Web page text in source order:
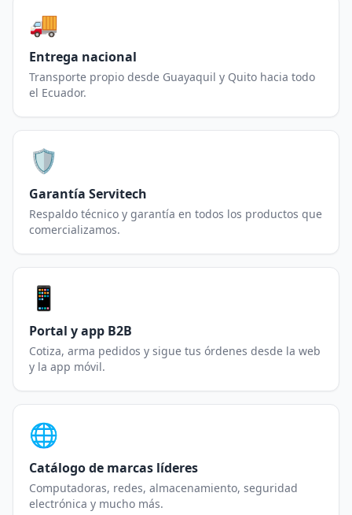
🚚
Entrega nacional
Transporte propio desde Guayaquil y Quito hacia todo
el Ecuador.
🛡️
Garantía Servitech
Respaldo técnico y garantía en todos los productos que
comercializamos.
📱
Portal y app B2B
Cotiza, arma pedidos y sigue tus órdenes desde la web
y la app móvil.
🌐
Catálogo de marcas líderes
Computadoras, redes, almacenamiento, seguridad
electrónica y mucho más.